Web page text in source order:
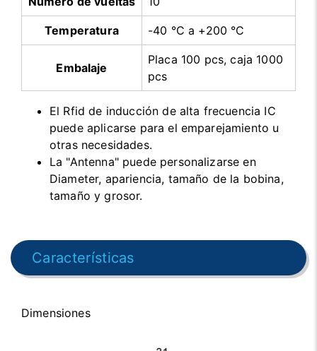
Temperatura -40 °C a +200 °C
Embalaje
Placa 100 pcs, caja 1000
pcs
El Rfid de inducción de alta frecuencia IC
puede aplicarse para el emparejamiento u
otras necesidades.
La "Antenna" puede personalizarse en
Diameter, apariencia, tamaño de la bobina,
tamaño y grosor.
Características
Dimensiones